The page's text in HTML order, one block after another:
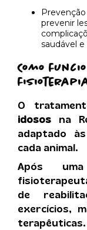
Prevenção de lesões: A fisioterapia ajuda a
prevenir
saudável
Como
O
idosos na
adaptado
cada animal.
Após
de
exercícios,
terapêuticas.